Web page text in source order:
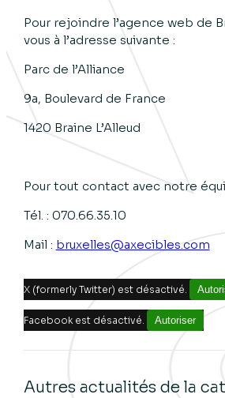
Pour rejoindre l’agence web de
vous à l’adresse suivante :
Parc de l’Alliance
9a, Boulevard de France
1420 Braine L’Alleud
Pour tout contact avec notre
Tél. : 070.66.35.10
Mail : bruxelles@axecibles.com
X (formerly Twitter) est désactivé.
Facebook est désactivé. Autoriser
Autres actualités de la